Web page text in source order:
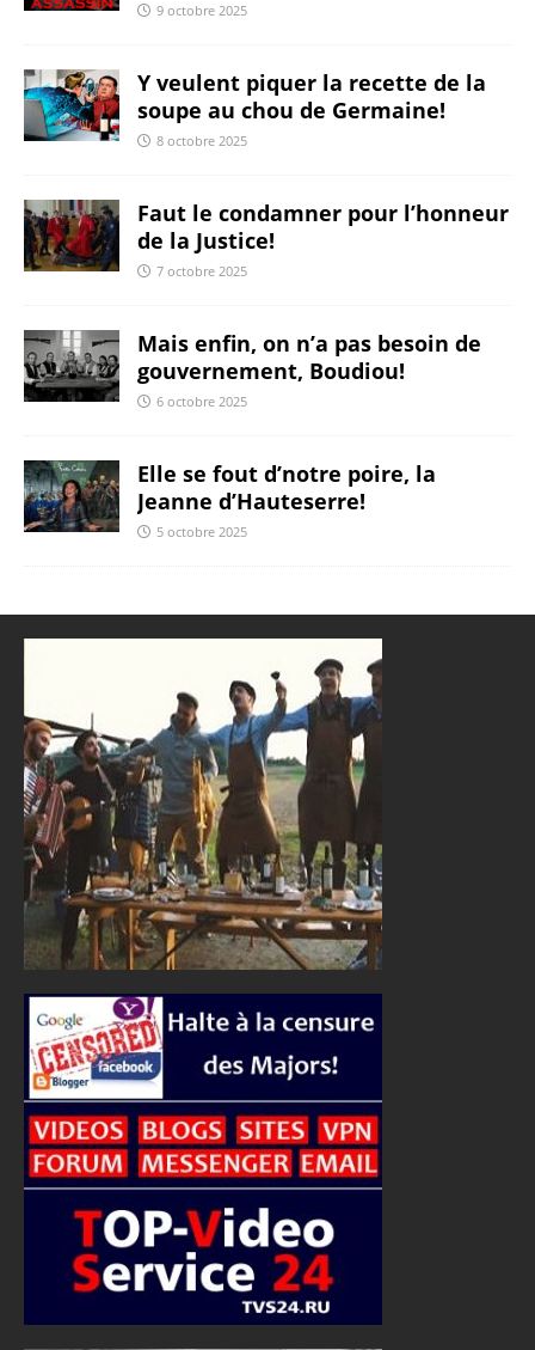
9 octobre 2025
Y veulent piquer la recette de la
soupe au chou de Germaine!
8 octobre 2025
Faut le condamner pour l’honneur
de la Justice!
7 octobre 2025
Mais enfin, on n’a pas besoin de
gouvernement, Boudiou!
6 octobre 2025
Elle se fout d’notre poire, la
Jeanne d’Hauteserre!
5 octobre 2025